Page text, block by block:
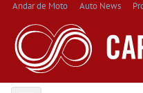
Andar de Moto Auto News